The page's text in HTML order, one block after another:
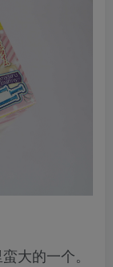
大的一个。